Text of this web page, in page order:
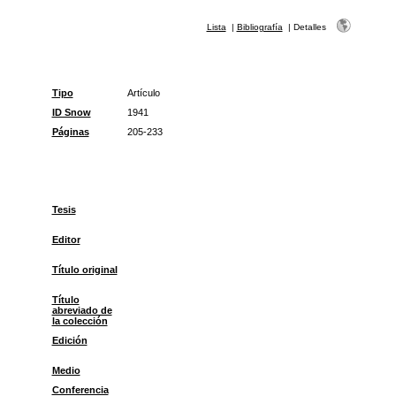
Lista | Bibliografía | Detalles
Tipo
Artículo
ID Snow
1941
Páginas
205-233
Tesis
Editor
Título original
Título
abreviado de
la colección
Edición
Medio
Conferencia